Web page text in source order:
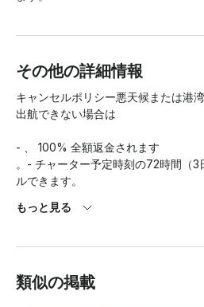
その他の詳細情報
キャンセルポリシー悪天候または港
出航できない場合は
- 、 100% 全額返金されます
。- チャーター予定時刻の72時間（3
ルできます。
- チャーター開始から 72 時間以内に
もっと見る
類似の掲載